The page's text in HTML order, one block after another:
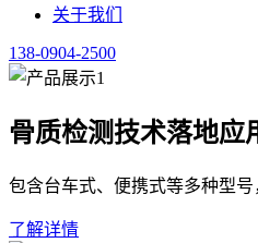
关于我们
138-0904-2500
骨质检测技术落地应
包含台车式、便携式等多种型
了解详情